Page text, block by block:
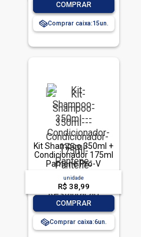
COMPRAR
Comprar caixa:15
Kit Shampoo 350ml +
Condicionador 175ml
Pantene Pro-V
unidade
R$ 38,99
COMPRAR
Comprar caixa:6